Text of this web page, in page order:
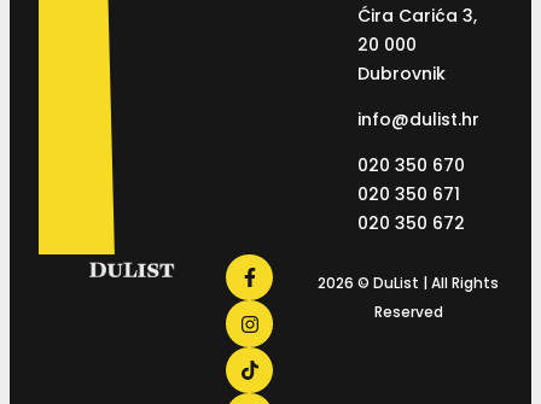
Ćira Carića 3,
20 000
Dubrovnik
info@dulist.hr
020 350 670
020 350 671
020 350 672
2026 © DuList | All Rights
Reserved